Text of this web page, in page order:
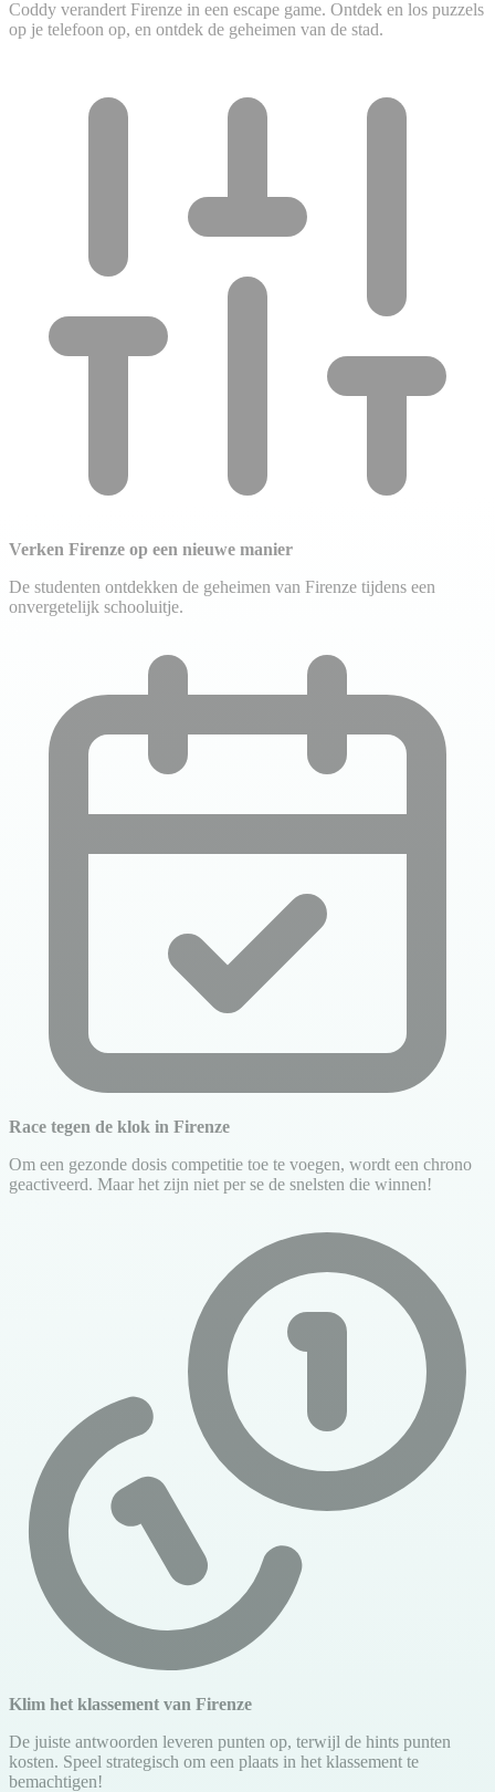
Coddy verandert Firenze in een escape game. Ontdek en los puzzels
op je telefoon op, en ontdek de geheimen van de stad.
Verken Firenze op een nieuwe manier
De studenten ontdekken de geheimen van Firenze tijdens een
onvergetelijk schooluitje.
Race tegen de klok in Firenze
Om een gezonde dosis competitie toe te voegen, wordt een chrono
geactiveerd. Maar het zijn niet per se de snelsten die winnen!
Klim het klassement van Firenze
De juiste antwoorden leveren punten op, terwijl de hints punten
kosten. Speel strategisch om een plaats in het klassement te
bemachtigen!